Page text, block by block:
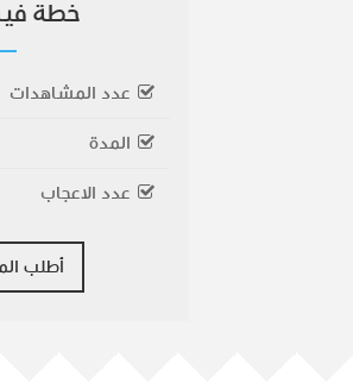
خطة
عدد المشاهدات
المدة
عدد الاعجاب
أطلب